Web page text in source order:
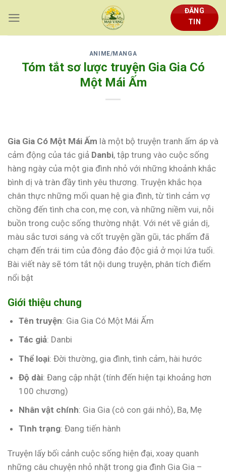
content
ĐĂNG
TIN
ANIME/MANGA
Tóm tắt sơ lược truyện Gia Gia Có
Một Mái Ấm
Gia Gia Có Một Mái Ấm là một bộ truyện tranh ấm áp và
cảm động của tác giả Danbi, tập trung vào cuộc sống
hàng ngày của một gia đình nhỏ với những khoảnh khắc
bình dị và tràn đầy tình yêu thương. Truyện khắc họa
chân thực những mối quan hệ gia đình, từ tình cảm vợ
chồng đến tình cha con, mẹ con, và những niềm vui, nỗi
buồn trong cuộc sống thường nhật. Với nét vẽ giản dị,
màu sắc tươi sáng và cốt truyện gần gũi, tác phẩm đã
chạm đến trái tim của đông đảo độc giả ở mọi lứa tuổi.
Bài viết này sẽ tóm tắt nội dung truyện, phân tích điểm
nổi bật
Giới thiệu chung
Tên truyện: Gia Gia Có Một Mái Ấm
Tác giả: Danbi
Thể loại: Đời thường, gia đình, tình cảm, hài hước
Độ dài: Đang cập nhật (tính đến hiện tại khoảng hơn
100 chương)
Nhân vật chính: Gia Gia (cô con gái nhỏ), Ba, Mẹ
Tình trạng: Đang tiến hành
Truyện lấy bối cảnh cuộc sống hiện đại, xoay quanh
những câu chuyện nhỏ nhặt trong gia đình Gia Gia –